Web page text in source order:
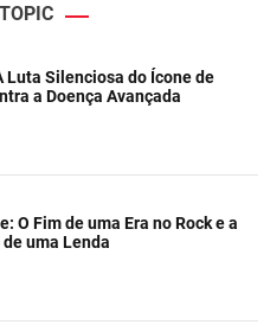
Luta Silenciosa do Ícone de
a Doença Avançada
O Fim de uma Era no Rock e a
uma Lenda